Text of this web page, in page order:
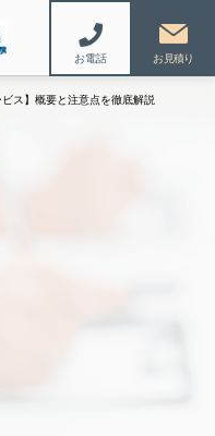
お電話
ビス】概要と注意点を徹底解説